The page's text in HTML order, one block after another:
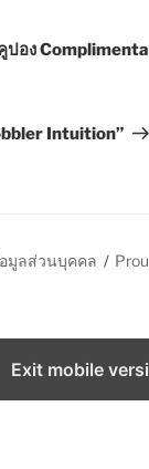
ปอง
Intuition”
มูลส่วนบุคคล
Exit mobile